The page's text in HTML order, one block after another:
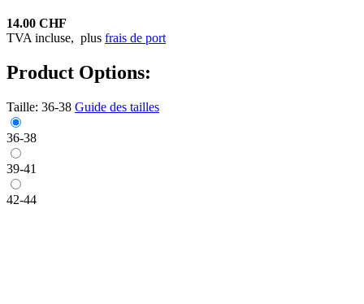
14.00 CHF
TVA incluse, plus frais de port
Product Options:
Taille: 36-38 Guide des tailles
36-38
39-41
42-44